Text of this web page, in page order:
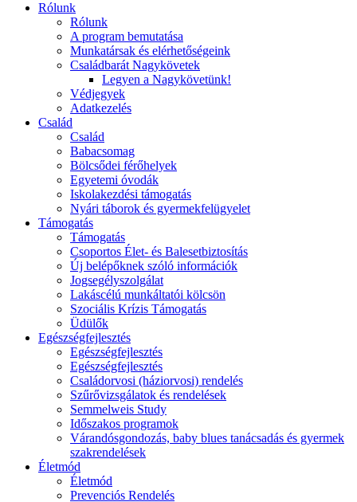
Rólunk
Rólunk
A program bemutatása
Munkatársak és elérhetőségeink
Családbarát Nagykövetek
Legyen a Nagykövetünk!
Védjegyek
Adatkezelés
Család
Család
Babacsomag
Bölcsődei férőhelyek
Egyetemi óvodák
Iskolakezdési támogatás
Nyári táborok és gyermekfelügyelet
Támogatás
Támogatás
Csoportos Élet- és Balesetbiztosítás
Új belépőknek szóló információk
Jogsegélyszolgálat
Lakáscélú munkáltatói kölcsön
Szociális Krízis Támogatás
Üdülők
Egészségfejlesztés
Egészségfejlesztés
Egészségfejlesztés
Családorvosi (háziorvosi) rendelés
Szűrővizsgálatok és rendelések
Semmelweis Study
Időszakos programok
Várandósgondozás, baby blues tanácsadás és gyermek
szakrendelések
Életmód
Életmód
Prevenciós Rendelés